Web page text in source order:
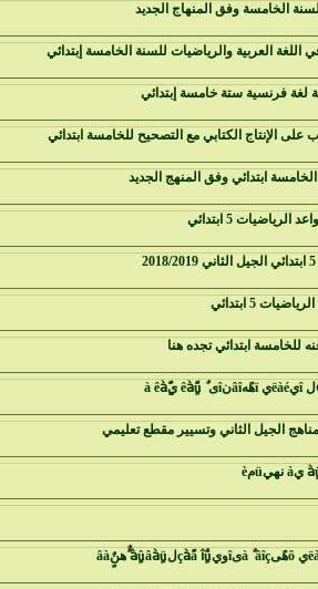
الخامسة وفق المنهاج الجديد
العربية والرياضيات للسنة الخامسة إبتدائي
فرنسية ستة خامسة إبتدائي
على الإنتاج الكتابي مع التصحيح للخامسة ابتدائي
ابتدائي وفق المنهج الجديد
5 ابتدائي
5 ابتدائي
للخامسة ابتدائي تجده هنا
الجيل الثاني وتسيير مقطع تعليمي